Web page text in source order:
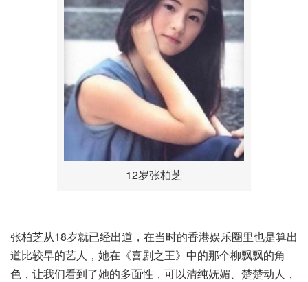
12岁张柏芝
张柏芝从18岁就已经出道，在当时的香港娱乐圈里也是算出
道比较早的艺人，她在《喜剧之王》中的那个柳飘飘的角
色，让我们看到了她的多面性，可以清纯妩媚、楚楚动人，